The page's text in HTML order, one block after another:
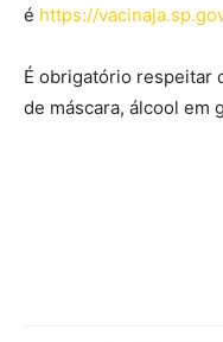
é https://
É obrigatório respeitar
de máscara, álcool em